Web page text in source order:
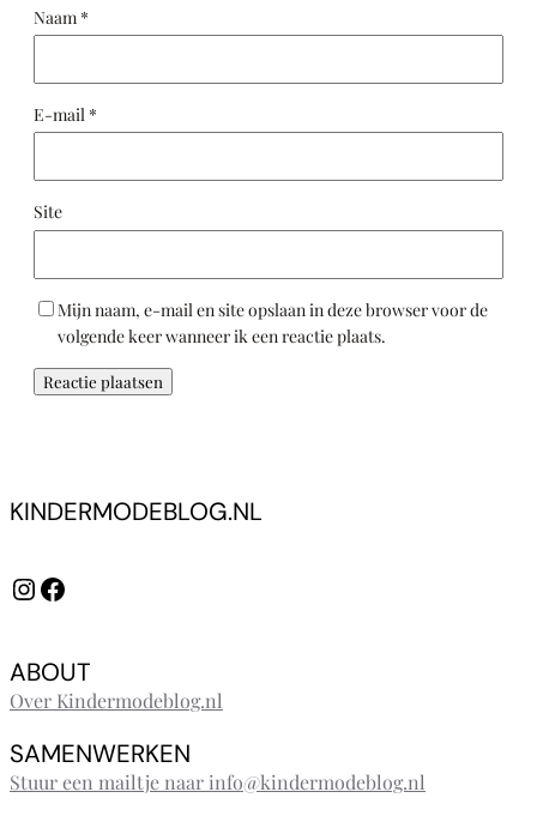
Naam *
E-mail *
Site
Mijn naam, e-mail en site opslaan in deze browser voor de
volgende keer wanneer ik een reactie plaats.
KINDERMODEBLOG.NL
InstagramFacebook
ABOUT
Over Kindermodeblog.nl
SAMENWERKEN
Stuur een mailtje naar info@kindermodeblog.nl